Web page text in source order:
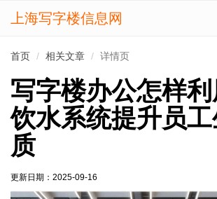
上海写字楼信息网
首页 相关文章 详情页
写字楼办公怎样
饮水系统提升员
质
更新日期： 2025-09-16